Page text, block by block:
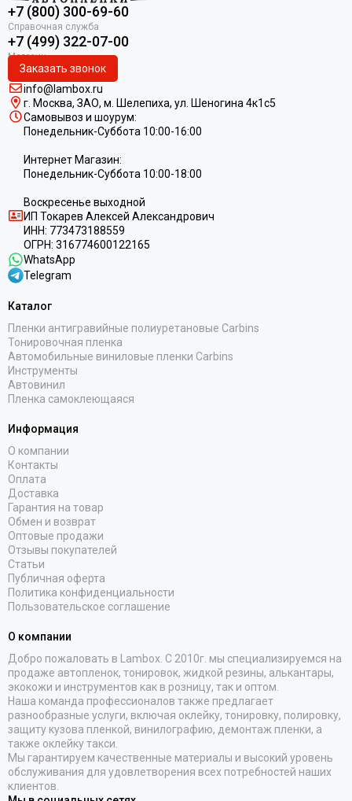
+7 (800) 300-69-60
+7 (499) 322-07-00
Заказать звонок
info@lambox.ru
г. Москва, ЗАО, м. Шелепиха, ул. Шеногина 4к1c5
Самовывоз и шоурум:
Понедельник-Суббота 10:00-16:00
Интернет Магазин:
Понедельник-Суббота 10:00-18:00
Воскресенье выходной
ИП Токарев Алексей Александрович
ИНН: 773473188559
ОГРН: 316774600122165
WhatsApp
Telegram
Каталог
Пленки антигравийные полиуретановые Carbins
Тонировочная пленка
Автомобильные виниловые пленки Carbins
Инструменты
Автовинил
Пленка самоклеющаяся
Информация
О компании
Контакты
Оплата
Доставка
Гарантия на товар
Обмен и возврат
Оптовые продажи
Отзывы покупателей
Статьи
Публичная оферта
Политика конфиденциальности
Пользовательское соглашение
О компании
Добро пожаловать в Lambox. С 2010г. мы специализируемся на
продаже автопленок, тонировок, жидкой резины, алькантары,
экокожи и инструментов как в розницу, так и оптом.
Наша команда профессионалов также предлагает
разнообразные услуги, включая оклейку, тонировку, полировку,
защиту кузова пленкой, винилографию, демонтаж пленки, а
также оклейку такси.
Мы гарантируем качественные материалы и высокий уровень
обслуживания для удовлетворения всех потребностей наших
клиентов.